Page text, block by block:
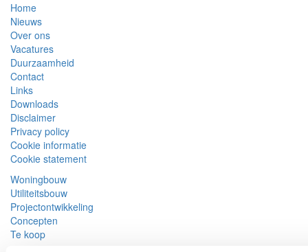
op
Facebook
op
Home
Nieuws
Over ons
Vacatures
Duurzaamheid
Contact
Links
Downloads
Disclaimer
Privacy policy
Cookie informatie
Cookie statement
Woningbouw
Utiliteitsbouw
Projectontwikkeling
Concepten
Te koop